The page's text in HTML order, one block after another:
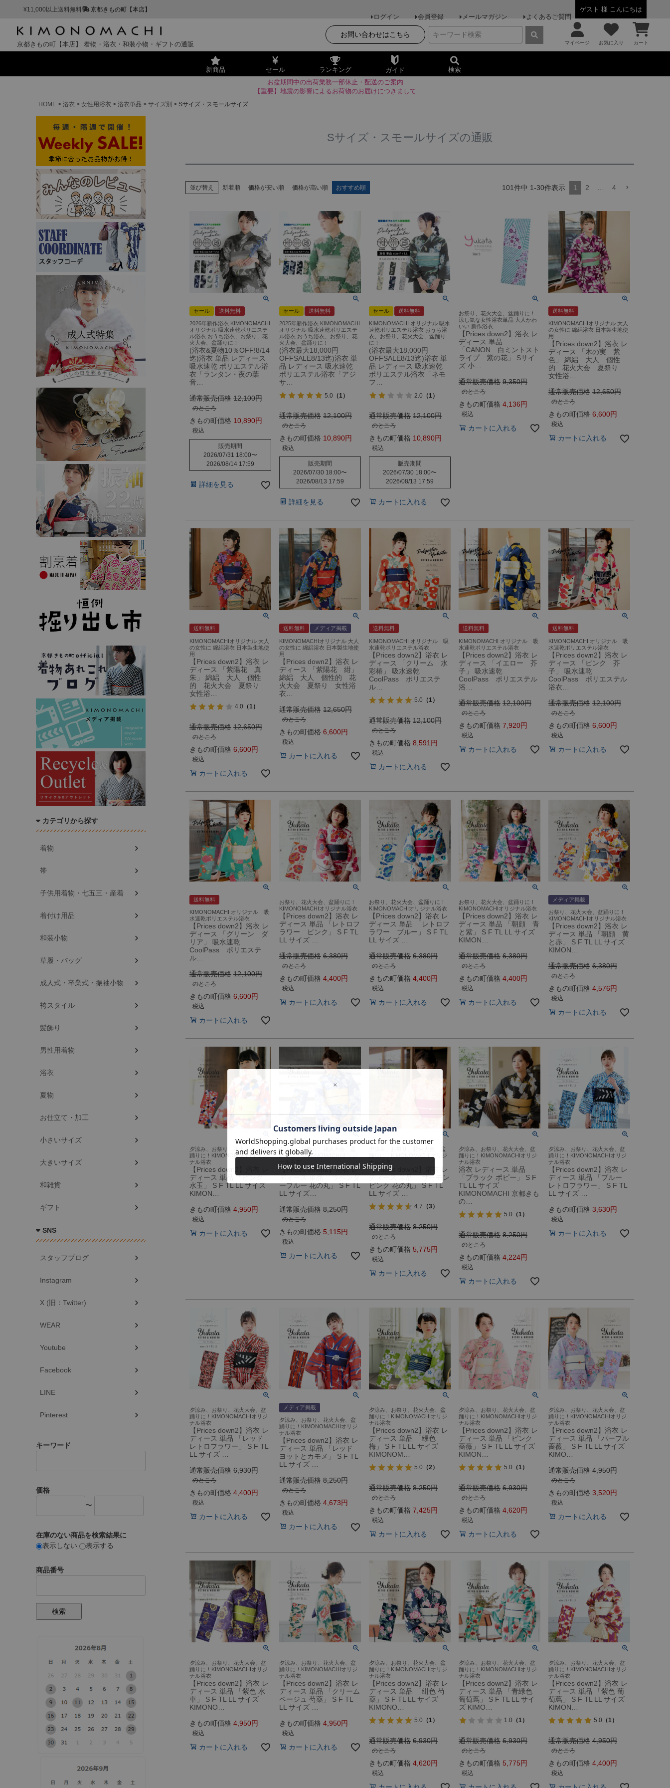
¥11,000以上送料無料 京都きもの町【本店】
ゲスト 様 こんにちは
ログイン
会員登録 メールマガジン よくあるご質問
京都きもの町【本店】 着物・浴衣・和装小物・ギフトの通販
お問い合わせはこちら
マイページ お気に入り カート
新商品 セール ランキング ガイド 検索
お盆期間中の出荷業務一部休止・配送のご案内
【重要】地震の影響によるお荷物のお届けにつきまして
HOME
浴衣 女性用浴衣 浴衣単品 サイズ別 Sサイズ・スモールサイズ
Sサイズ・スモールサイズの通販
並び替え 新着順 価格が安い順 価格が高い順 おすすめ順 101件中 1-30件表示 1 2 4
セール 送料無料
2026年新作浴衣 KIMONOMACHI
オリジナル 吸水速乾ポリエステ
ル浴衣 おうち浴衣、お祭り、花
火大会、盆踊りに！
(浴衣&夏物10％OFF!8/14
迄)浴衣 単品 レディース
吸水速乾 ポリエステル浴
衣「ランタン・夜の葉
音…
通常販売価格 12,100
のところ
きもの町価格 10,890
税込
販売期間
2026/07/31 18:00〜
2026/08/14 17:59
詳細を見る
セール 送料無料
2025年新作浴衣 KIMONOMACHI
オリジナル 吸水速乾ポリエステ
ル浴衣 おうち浴衣、お祭り、花
火大会、盆踊りに！
(浴衣最大18,000円
OFFSALE8/13迄)浴衣 単
品 レディース 吸水速乾
ポリエステル浴衣「アジ
サ…
5.0 （1）
通常販売価格 12,100
のところ
きもの町価格 10,890
税込
販売期間
2026/07/30 18:00〜
2026/08/13 17:59
詳細を見る
セール 送料無料
KIMONOMACHI オリジナル 吸水
速乾ポリエステル浴衣 おうち浴
衣、お祭り、花火大会、盆踊り
に！
(浴衣最大18,000円
OFFSALE8/13迄)浴衣 単
品 レディース 吸水速乾
ポリエステル浴衣「ネモ
フ…
2.0 （1）
通常販売価格 12,100
のところ
きもの町価格 10,890
税込
販売期間
2026/07/30 18:00〜
2026/08/13 17:59
カートに入れる
お祭り、花火大会、盆踊りに！
涼し気な女性浴衣単品 大人かわ
いい 新作浴衣
【Prices down2】浴衣 レ
ディース 単品
「CANON 白ミントスト
ライプ 紫の花」 Sサイ
ズ 小…
通常販売価格 9,350
のところ
きもの町価格 4,136
税込
カートに入れる
送料無料
KIMONOMACHIオリジナル 大人
の女性に 綿絽浴衣 日本製生地使
用
【Prices down2】浴衣 レ
ディース 「木の実 紫
色」 綿絽 大人 個性
的 花火大会 夏祭り
女性浴…
通常販売価格 12,650
のところ
きもの町価格 6,600
税込
カートに入れる
送料無料
KIMONOMACHIオリジナル 大人
の女性に 綿絽浴衣 日本製生地使
用
【Prices down2】浴衣 レ
ディース 「紫陽花 真
朱」 綿絽 大人 個性
的 花火大会 夏祭り
女性浴…
4.0 （1）
通常販売価格 12,650
のところ
きもの町価格 6,600
税込
カートに入れる
送料無料 メディア掲載
KIMONOMACHIオリジナル 大人
の女性に 綿絽浴衣 日本製生地使
用
【Prices down2】浴衣 レ
ディース 「紫陽花 紺」
綿絽 大人 個性的 花
火大会 夏祭り 女性浴
衣…
通常販売価格 12,650
のところ
きもの町価格 6,600
税込
カートに入れる
送料無料
KIMONOMACHI オリジナル 吸
水速乾ポリエステル浴衣
【Prices down2】浴衣 レ
ディース 「クリーム 水
彩椿」 吸水速乾
CoolPass ポリエステ
ル…
5.0 （1）
通常販売価格 12,100
のところ
きもの町価格 8,591
税込
カートに入れる
送料無料
KIMONOMACHI オリジナル 吸
水速乾ポリエステル浴衣
【Prices down2】浴衣 レ
ディース 「イエロー 芥
子」 吸水速乾
CoolPass ポリエステル
浴…
通常販売価格 12,100
のところ
きもの町価格 7,920
税込
カートに入れる
送料無料
KIMONOMACHI オリジナル 吸
水速乾ポリエステル浴衣
【Prices down2】浴衣 レ
ディース 「ピンク 芥
子」 吸水速乾
CoolPass ポリエステル
浴衣…
通常販売価格 12,100
のところ
きもの町価格 6,600
税込
カートに入れる
送料無料
KIMONOMACHI オリジナル 吸
水速乾ポリエステル浴衣
【Prices down2】浴衣 レ
ディース 「グリーン ダ
リア」 吸水速乾
CoolPass ポリエステ
ル…
通常販売価格 12,100
のところ
きもの町価格 6,600
税込
カートに入れる
お祭り、花火大会、盆踊りに！
KIMONOMACHIオリジナル浴衣
【Prices down2】浴衣 レ
ディース 単品 「レトロフ
ラワー ピンク」 S F TL
LL サイズ …
通常販売価格 6,380
のところ
きもの町価格 4,400
税込
カートに入れる
お祭り、花火大会、盆踊りに！
KIMONOMACHIオリジナル浴衣
【Prices down2】浴衣 レ
ディース 単品 「レトロフ
ラワー ブルー」 S F TL
LL サイズ …
通常販売価格 6,380
のところ
きもの町価格 4,400
税込
カートに入れる
お祭り、花火大会、盆踊りに！
KIMONOMACHIオリジナル浴衣
【Prices down2】浴衣 レ
ディース 単品 「朝顔 青
と紫」 S F TL LL サイズ
KIMON…
通常販売価格 6,380
のところ
きもの町価格 4,400
税込
カートに入れる
メディア掲載
お祭り、花火大会、盆踊りに！
KIMONOMACHIオリジナル浴衣
【Prices down2】浴衣 レ
ディース 単品 「朝顔 黄
と赤」 S F TL LL サイズ
KIMON…
通常販売価格 6,380
のところ
きもの町価格 4,576
税込
カートに入れる
夕涼み、お祭り、花火大会、盆
踊りに！KIMONOMACHIオリジ
ナル浴衣
【Prices down2】浴衣 レ
ディース 単品 「ピンク
水玉」 S F TL LL サイズ
KIMON…
きもの町価格 4,950
税込
カートに入れる
夕涼み、お祭り、花火大会、盆
踊りに！KIMONOMACHIオリジ
【Prices down2】浴衣 レ
ディース 単品 「ラベンダ
ーブルー 花の丸」 S F TL
LL サイズ…
通常販売価格 8,250
のところ
きもの町価格 5,115
税込
カートに入れる
夕涼み、お祭り、花火大会、盆
踊りに！KIMONOMACHIオリジ
【Prices down2】浴衣 レ
ディース 単品 「サーモン
ピンク 花の丸」 S F TL
LL サイズ …
4.7 （3）
通常販売価格 8,250
のところ
きもの町価格 5,775
税込
カートに入れる
夕涼み、お祭り、花火大会、盆
踊りに！KIMONOMACHIオリジ
ナル浴衣
浴衣 レディース 単品
「ブラック ポピー」 S F
TL LL サイズ
KIMONOMACHI 京都きも
の…
5.0 （1）
通常販売価格 8,250
のところ
きもの町価格 4,224
税込
カートに入れる
夕涼み、お祭り、花火大会、盆
踊りに！KIMONOMACHIオリジ
ナル浴衣
【Prices down2】浴衣 レ
ディース 単品 「ブルー
レトロフラワー」 S F TL
LL サイズ …
きもの町価格 3,630
税込
カートに入れる
夕涼み、お祭り、花火大会、盆
踊りに！KIMONOMACHIオリジ
ナル浴衣
【Prices down2】浴衣 レ
ディース 単品 「レッド
レトロフラワー」 S F TL
LL サイズ …
通常販売価格 6,930
のところ
きもの町価格 4,400
税込
カートに入れる
メディア掲載
夕涼み、お祭り、花火大会、盆
踊りに！KIMONOMACHIオリジ
ナル浴衣
【Prices down2】浴衣 レ
ディース 単品 「レッド
ヨットとカモメ」 S F TL
LL サイズ …
通常販売価格 8,250
のところ
きもの町価格 4,673
税込
カートに入れる
夕涼み、お祭り、花火大会、盆
踊りに！KIMONOMACHIオリジ
ナル浴衣
【Prices down2】浴衣 レ
ディース 単品 「緑色
梅」 S F TL LL サイズ
KIMONOM…
5.0 （2）
通常販売価格 8,250
のところ
きもの町価格 7,425
税込
カートに入れる
夕涼み、お祭り、花火大会、盆
踊りに！KIMONOMACHIオリジ
ナル浴衣
【Prices down2】浴衣 レ
ディース 単品 「ピンク
薔薇」 S F TL LL サイズ
KIMON…
5.0 （1）
通常販売価格 6,930
のところ
きもの町価格 4,620
税込
カートに入れる
夕涼み、お祭り、花火大会、盆
踊りに！KIMONOMACHIオリジ
ナル浴衣
【Prices down2】浴衣 レ
ディース 単品 「パープル
薔薇」 S F TL LL サイズ
KIMO…
通常販売価格 4,950
のところ
きもの町価格 3,520
税込
カートに入れる
夕涼み、お祭り、花火大会、盆
踊りに！KIMONOMACHIオリジ
ナル浴衣
【Prices down2】浴衣 レ
ディース 単品 「紫色 水
車」 S F TL LL サイズ
KIMONO…
きもの町価格 4,950
税込
カートに入れる
夕涼み、お祭り、花火大会、盆
踊りに！KIMONOMACHIオリジ
ナル浴衣
【Prices down2】浴衣 レ
ディース 単品 「クリーム
ベージュ 芍薬」 S F TL
LL サイズ …
きもの町価格 4,950
税込
カートに入れる
夕涼み、お祭り、花火大会、盆
踊りに！KIMONOMACHIオリジ
ナル浴衣
【Prices down2】浴衣 レ
ディース 単品 「紺色 芍
薬」 S F TL LL サイズ
KIMONO…
5.0 （1）
通常販売価格 6,930
のところ
きもの町価格 4,620
税込
夕涼み、お祭り、花火大会、盆
踊りに！KIMONOMACHIオリジ
ナル浴衣
【Prices down2】浴衣 レ
ディース 単品 「青緑色
葡萄蔦」 S F TL LL サイ
ズ KIMO…
1.0 （1）
通常販売価格 6,930
のところ
きもの町価格 5,775
税込
夕涼み、お祭り、花火大会、盆
踊りに！KIMONOMACHIオリジ
ナル浴衣
【Prices down2】浴衣 レ
ディース 単品 「紫色 葡
萄蔦」 S F TL LL サイズ
KIMON…
5.0 （1）
通常販売価格 4,950
のところ
きもの町価格 4,400
税込
カテゴリから探す
着物
帯
子供用着物・七五三・産着
着付け用品
和装小物
草履・バッグ
成人式・卒業式・振袖小物
袴スタイル
髪飾り
男性用着物
浴衣
夏物
お仕立て・加工
小さいサイズ
大きいサイズ
和雑貨
ギフト
SNS
スタッフブログ
Instagram
X (旧：Twitter)
WEAR
Youtube
Facebook
LINE
Pinterest
キーワード
価格
〜
在庫のない商品を検索結果に
表示しない
表示する
商品番号
検索